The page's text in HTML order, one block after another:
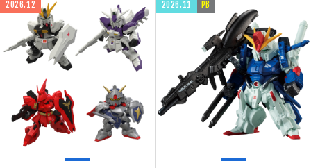
2026.12 2026.11 PB